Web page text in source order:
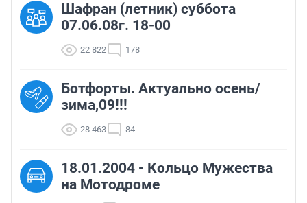
Шафран (летник) суббота
07.06.08г. 18-00
22 822 178
Ботфорты. Актуально осень/
зима,09!!!
28 463 84
18.01.2004 - Кольцо Мужества
на Мотодроме